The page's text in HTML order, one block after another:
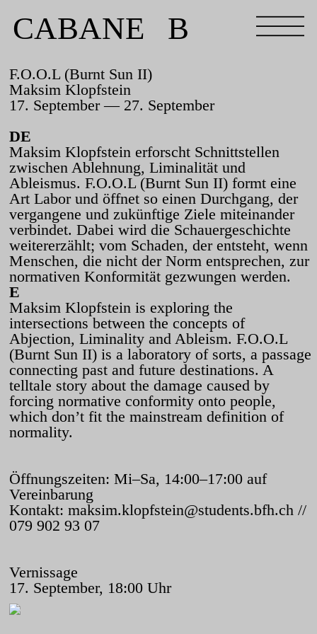
CABANE B
F.O.O.L (Burnt Sun II)
Maksim Klopfstein
17. September — 27. September
DE
Maksim Klopfstein erforscht Schnittstellen
zwischen Ablehnung, Liminalität und
Ableismus. F.O.O.L (Burnt Sun II) formt eine
Art Labor und öffnet so einen Durchgang, der
vergangene und zukünftige Ziele miteinander
verbindet. Dabei wird die Schauergeschichte
weitererzählt; vom Schaden, der entsteht, wenn
Menschen, die nicht der Norm entsprechen, zur
normativen Konformität gezwungen werden.
E
Maksim Klopfstein is exploring the
intersections between the concepts of
Abjection, Liminality and Ableism. F.O.O.L
(Burnt Sun II) is a laboratory of sorts, a passage
connecting past and future destinations. A
telltale story about the damage caused by
forcing normative conformity onto people,
which don’t fit the mainstream definition of
normality.
Öffnungszeiten: Mi–Sa, 14:00–17:00 auf
Vereinbarung
Kontakt:maksim.klopfstein@students.bfh.ch//
079 902 93 07
Vernissage
17. September, 18:00 Uhr